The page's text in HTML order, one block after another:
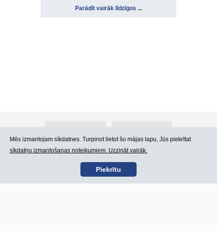
Parādīt vairāk līdzīgos ...
Kontakti Lietošanas noteikumi
Mēs izmantojam sīkdatnes. Turpinot lietot šo mājas lapu, Jūs piekrītat
sīkdatņu izmantošanas noteikumiem. Uzzināt vairāk.
Piekrītu